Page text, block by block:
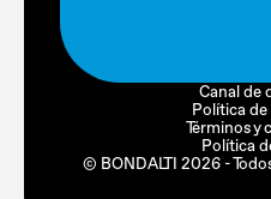
© BONDALTI 2026 -
Canal de
Política
Términos y
Política